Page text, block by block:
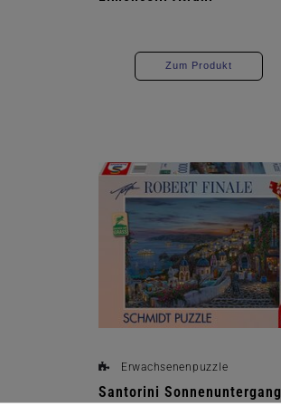
Zum Produkt
Erwachsenenpuzzle
Santorini Sonnenuntergang